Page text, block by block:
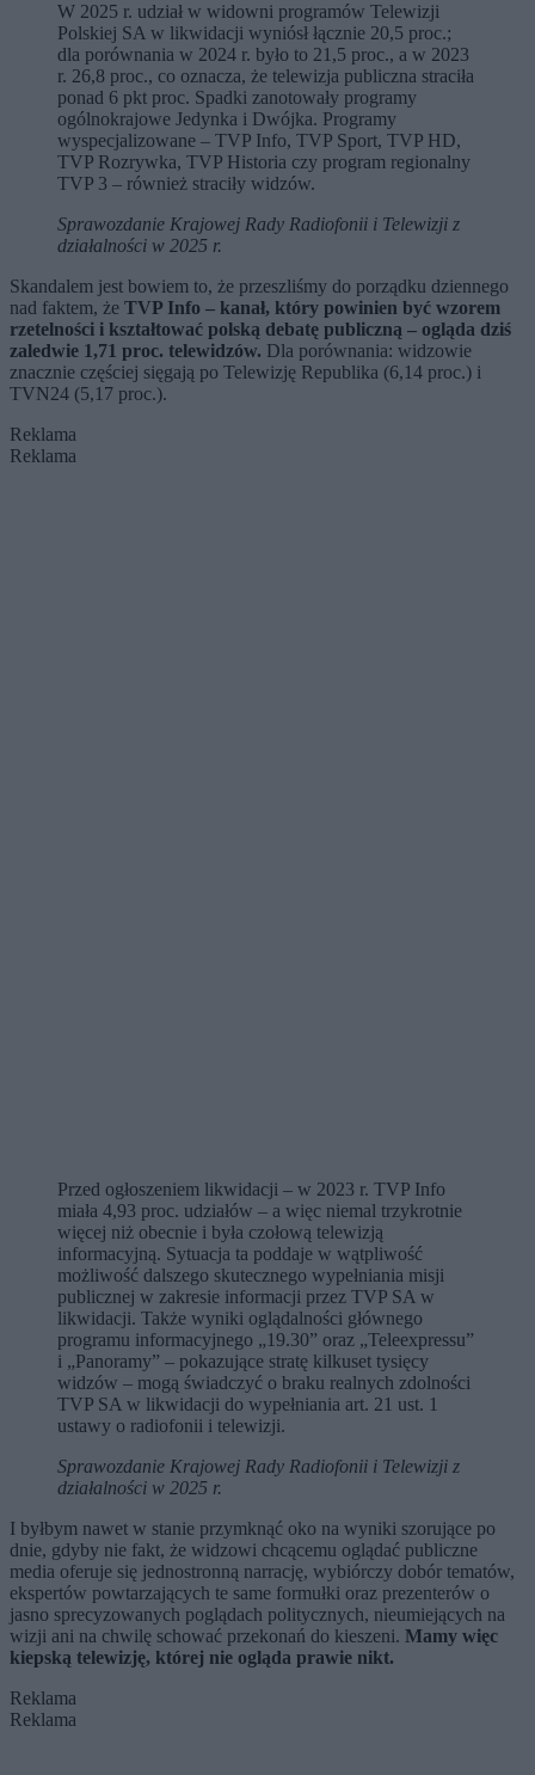
W 2025 r. udział w widowni programów Telewizji
Polskiej SA w likwidacji wyniósł łącznie 20,5 proc.;
dla porównania w 2024 r. było to 21,5 proc., a w 2023
r. 26,8 proc., co oznacza, że telewizja publiczna straciła
ponad 6 pkt proc. Spadki zanotowały programy
ogólnokrajowe Jedynka i Dwójka. Programy
wyspecjalizowane – TVP Info, TVP Sport, TVP HD,
TVP Rozrywka, TVP Historia czy program regionalny
TVP 3 – również straciły widzów.
Sprawozdanie Krajowej Rady Radiofonii i Telewizji z
działalności w 2025 r.
Skandalem jest bowiem to, że przeszliśmy do porządku dziennego
nad faktem, że TVP Info – kanał, który powinien być wzorem
rzetelności i kształtować polską debatę publiczną – ogląda dziś
zaledwie 1,71 proc. telewidzów. Dla porównania: widzowie
znacznie częściej sięgają po Telewizję Republika (6,14 proc.) i
TVN24 (5,17 proc.).
Reklama
Reklama
Przed ogłoszeniem likwidacji – w 2023 r. TVP Info
miała 4,93 proc. udziałów – a więc niemal trzykrotnie
więcej niż obecnie i była czołową telewizją
informacyjną. Sytuacja ta poddaje w wątpliwość
możliwość dalszego skutecznego wypełniania misji
publicznej w zakresie informacji przez TVP SA w
likwidacji. Także wyniki oglądalności głównego
programu informacyjnego „19.30” oraz „Teleexpressu”
i „Panoramy” – pokazujące stratę kilkuset tysięcy
widzów – mogą świadczyć o braku realnych zdolności
TVP SA w likwidacji do wypełniania art. 21 ust. 1
ustawy o radiofonii i telewizji.
Sprawozdanie Krajowej Rady Radiofonii i Telewizji z
działalności w 2025 r.
I byłbym nawet w stanie przymknąć oko na wyniki szorujące po
dnie, gdyby nie fakt, że widzowi chcącemu oglądać publiczne
media oferuje się jednostronną narrację, wybiórczy dobór tematów,
ekspertów powtarzających te same formułki oraz prezenterów o
jasno sprecyzowanych poglądach politycznych, nieumiejących na
wizji ani na chwilę schować przekonań do kieszeni. Mamy więc
kiepską telewizję, której nie ogląda prawie nikt.
Reklama
Reklama